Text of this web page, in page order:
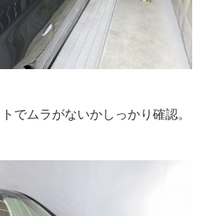
でムラがないかしっかり確認。